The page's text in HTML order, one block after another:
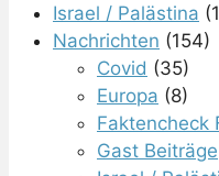
Israel / Palästina
Nachrichten (154)
Covid (35)
Europa (8)
Faktencheck
Gast Beiträge